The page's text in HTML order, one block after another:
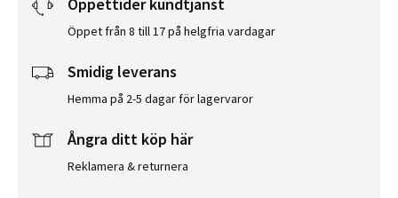
Öppet från 8 till 17 på helgfria vardagar
Smidig leverans
Hemma på 2-5 dagar för lagervaror
Ångra ditt köp här
Reklamera & returnera